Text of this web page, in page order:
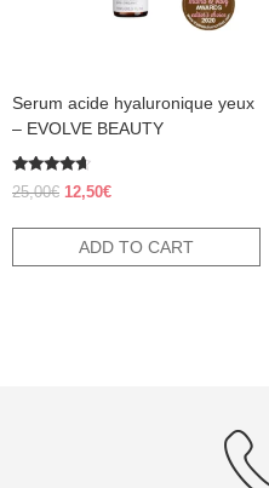
Serum acide hyaluronique yeux
– EVOLVE BEAUTY
Rated
4.38
25,00€ Original
25,00€.
12,50€Current
12,50€.
ADD TO CART